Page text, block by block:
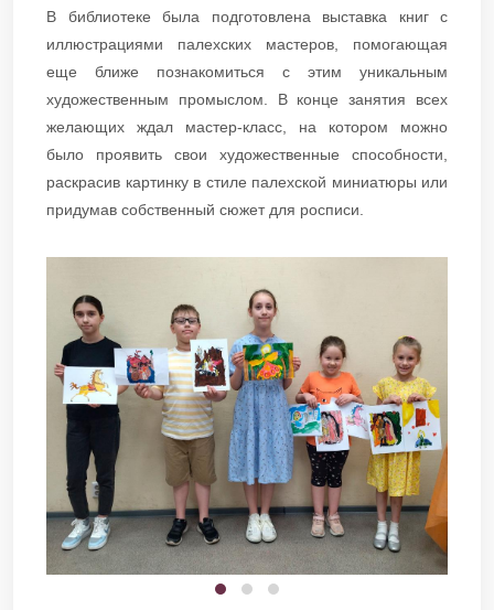
В библиотеке была подготовлена выставка книг с
иллюстрациями палехских мастеров, помогающая
еще ближе познакомиться с этим уникальным
художественным промыслом. В конце занятия всех
желающих ждал мастер-класс, на котором можно
было проявить свои художественные способности,
раскрасив картинку в стиле палехской миниатюры или
придумав собственный сюжет для росписи.